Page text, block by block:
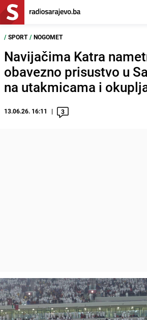
/ SPORT / NOGOMET
Navijačima Katra
obavezno prisustvo u
na utakmicama i
13.06.26. 16:11 3